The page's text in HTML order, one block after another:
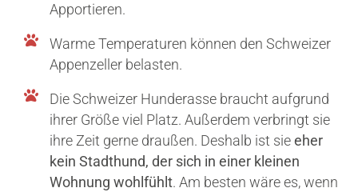
Apportieren.
Warme Temperaturen können den Schweizer
Appenzeller belasten.
Die Schweizer Hunderasse braucht aufgrund
ihrer Größe viel Platz. Außerdem verbringt sie
ihre Zeit gerne draußen. Deshalb ist sieeher
kein Stadthund, der sich in einer kleinen
Wohnung wohlfühlt. Am besten wäre es, wenn